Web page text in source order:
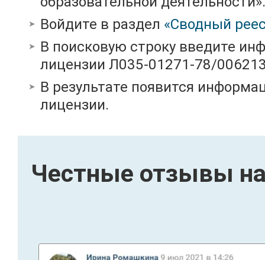
Войдите в раздел «Сводный
В поисковую строку введите
лицензии Л035-01271-78/
В результате появится
лицензии.
Честные отзывы